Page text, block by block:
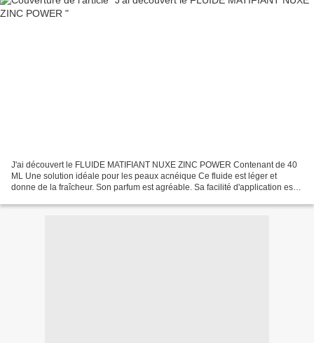
J'ai découvert le FLUIDE MATIFIANT NUXE ZINC POWER Contenant de 40
ML Une solution idéale pour les peaux acnéique Ce fluide est léger et
donne de la fraîcheur. Son parfum est agréable. Sa facilité d'application est